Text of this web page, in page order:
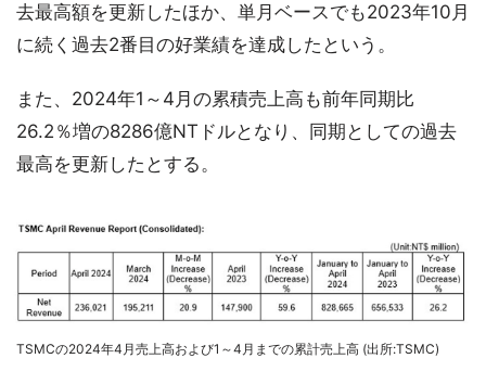
去最高額を更新したほか、単月ベースでも2023年10月
に続く過去2番目の好業績を達成したという。
また、2024年1～4月の累積売上高も前年同期比
26.2％増の8286億NTドルとなり、同期としての過去
最高を更新したとする。
TSMCの2024年4月売上高および1～4月までの累計売上高 (出所:TSMC)